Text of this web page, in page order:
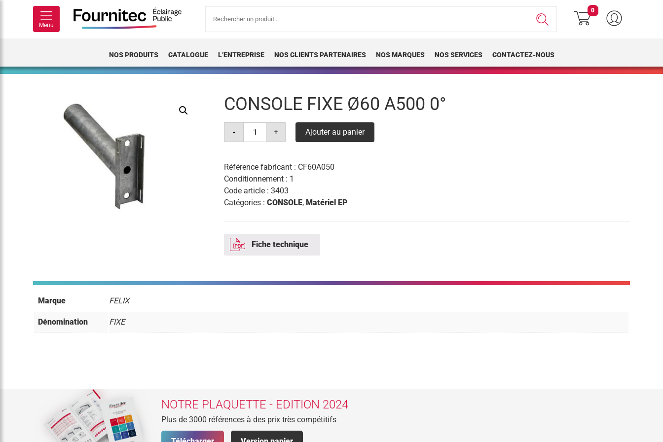
Menu
pour :
0
NOS PRODUITS CATALOGUE L’ENTREPRISE NOS CLIENTS PARTENAIRES NOS MARQUES NOS SERVICES CONTACTEZ-NOUS
CONSOLE FIXE Ø60 A500 0°
-
quantité
console
a500
0°
+ Ajouter au panier
Référence fabricant : CF60A050
Conditionnement : 1
Code article :3403
Catégories :CONSOLE,Matériel EP
Fiche technique
Marque FELIX
Dénomination FIXE
NOTRE PLAQUETTE - EDITION 2024
Plus de 3000 références à des prix très compétitifs